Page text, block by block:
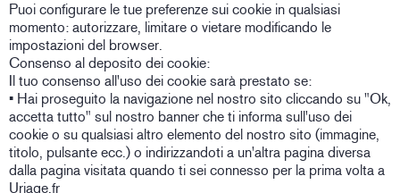
Puoi configurare le tue preferenze sui cookie in qualsiasi
momento: autorizzare, limitare o vietare modificando le
impostazioni del browser.
Consenso al deposito dei cookie:
Il tuo consenso all'uso dei cookie sarà prestato se:
• Hai proseguito la navigazione nel nostro sito cliccando su "Ok,
accetta tutto" sul nostro banner che ti informa sull'uso dei
cookie o su qualsiasi altro elemento del nostro sito (immagine,
titolo, pulsante ecc.) o indirizzandoti a un'altra pagina diversa
dalla pagina visitata quando ti sei connesso per la prima volta a
Uriage.fr